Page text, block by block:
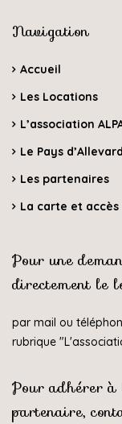
Navigation
Accueil
Les Locations
L’association
Le Pays d’Allevard
Les partenaires
La carte et accès
Pour une
directement le
par mail ou
rubrique "
Pour adhérer à
partenaire,